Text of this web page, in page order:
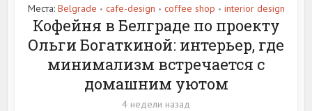
Места: Belgrade • cafe-design • coffee shop • interior design
Кофейня в Белграде по проекту
Ольги Богаткиной: интерьер, где
минимализм встречается с
домашним уютом
4 недели назад